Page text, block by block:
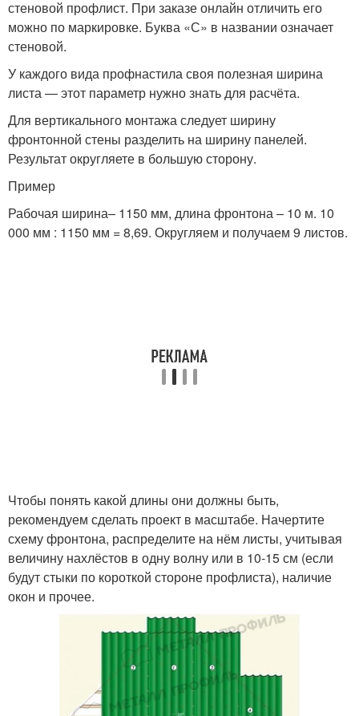
стеновой профлист. При заказе онлайн отличить его
можно по маркировке. Буква «С» в названии означает
стеновой.
У каждого вида профнастила своя полезная ширина
листа — этот параметр нужно знать для расчёта.
Для вертикального монтажа следует ширину
фронтонной стены разделить на ширину панелей.
Результат округляете в большую сторону.
Пример
Рабочая ширина– 1150 мм, длина фронтона – 10 м. 10
000 мм : 1150 мм = 8,69. Округляем и получаем 9 листов.
Чтобы понять какой длины они должны быть,
рекомендуем сделать проект в масштабе. Начертите
схему фронтона, распределите на нём листы, учитывая
величину нахлёстов в одну волну или в 10-15 см (если
будут стыки по короткой стороне профлиста), наличие
окон и прочее.